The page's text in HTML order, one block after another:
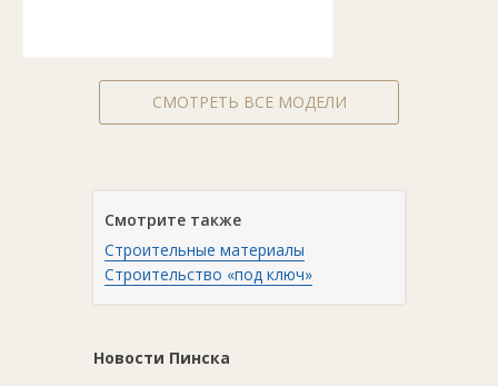
СМОТРЕТЬ ВСЕ МОДЕЛИ
Смотрите также
Строительные материалы
Строительство «под ключ»
Новости Пинска